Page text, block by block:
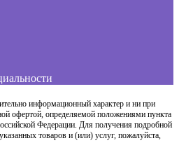
информационный характер и ни при
офертой, определяемой положениями пункта
Федерации. Для получения подробной
товаров и (или) услуг, пожалуйста,